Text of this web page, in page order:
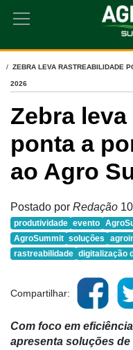
HOME
ZEBRA LEVA RASTREABILIDADE
2026
Zebra
ponta a
ao Agro
Postado por Redação
produtividade evento
AgroSummit soluções
rastreabilidade digitalização
Compartilhar:
Com foco em
apresenta soluções